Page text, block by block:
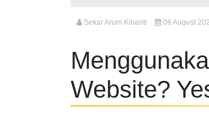
Sekar Arum Kinanti 06 August
Website?